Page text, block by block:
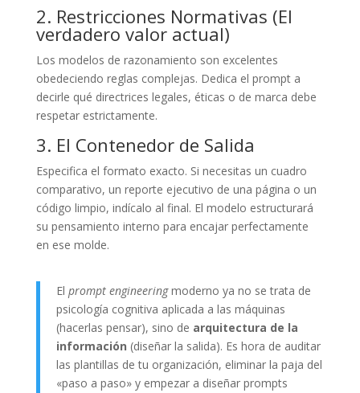
2. Restricciones Normativas (El
verdadero valor actual)
Los modelos de razonamiento son excelentes
obedeciendo reglas complejas. Dedica el prompt a
decirle qué directrices legales, éticas o de marca debe
respetar estrictamente.
3. El Contenedor de Salida
Especifica el formato exacto. Si necesitas un cuadro
comparativo, un reporte ejecutivo de una página o un
código limpio, indícalo al final. El modelo estructurará
su pensamiento interno para encajar perfectamente
en ese molde.
El prompt engineeringmoderno ya no se trata de
psicología cognitiva aplicada a las máquinas
(hacerlas pensar), sino de arquitectura de la
información (diseñar la salida). Es hora de auditar
las plantillas de tu organización, eliminar la paja del
«paso a paso» y empezar a diseñar prompts